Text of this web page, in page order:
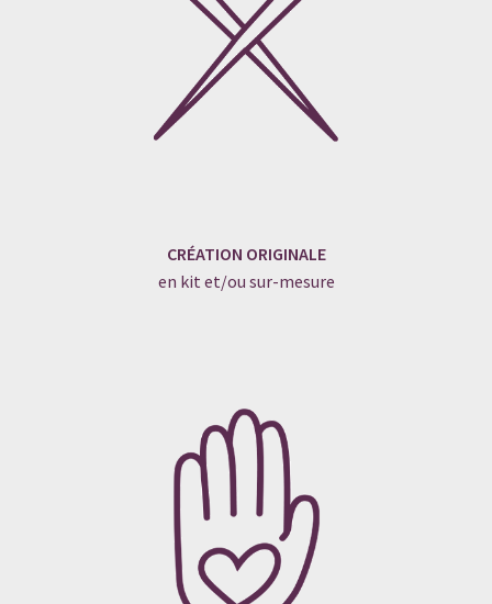
CRÉATION ORIGINALE
en kit et/ou sur-mesure